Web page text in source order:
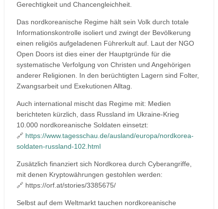
Gerechtigkeit und Chancengleichheit.
Das nordkoreanische Regime hält sein Volk durch totale
Informationskontrolle isoliert und zwingt der Bevölkerung
einen religiös aufgeladenen Führerkult auf. Laut der NGO
Open Doors ist dies einer der Hauptgründe für die
systematische Verfolgung von Christen und Angehörigen
anderer Religionen. In den berüchtigten Lagern sind Folter,
Zwangsarbeit und Exekutionen Alltag.
Auch international mischt das Regime mit: Medien
berichteten kürzlich, dass Russland im Ukraine-Krieg
10.000 nordkoreanische Soldaten einsetzt:
🔗 https://www.tagesschau.de/ausland/europa/nordkorea-
soldaten-russland-102.html
Zusätzlich finanziert sich Nordkorea durch Cyberangriffe,
mit denen Kryptowährungen gestohlen werden:
🔗 https://orf.at/stories/3385675/
Selbst auf dem Weltmarkt tauchen nordkoreanische